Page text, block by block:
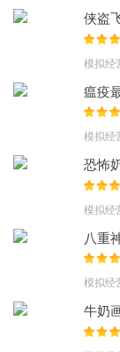
游戏评论
每一轮都会产生
率技能组合。孟
如“西瓜水罐+冰
据互通，支持玩家
侠盗
模拟经
瘟疫
模拟经
恐怖
模拟经
八重
模拟经
牛奶